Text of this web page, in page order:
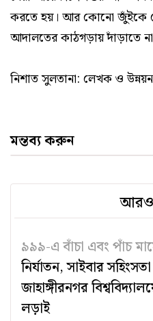
করতে হয়। আর কোনো জুঁইকে
আদালতের কাঠগড়ায় দাঁড়াতে
নিশাত সুলতানা: লেখক ও
মন্তব্য করুন
৯৯৯-এ বাঁচা এবং পাঁচ
নির্যাতন, সাইবার
জাহাঙ্গীরনগর
লড়াই